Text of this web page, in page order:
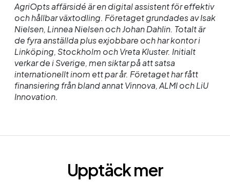
AgriOptsaffärsidé är en digital assistent för effektiv
och hållbar växtodling. Företaget grundades av Isak
Nielsen, Linnea Nielsen och Johan Dahlin. Totalt är
de fyra anställda plusexjobbare och har kontor i
Linköping, Stockholm och Vreta Kluster. Initialt
verkar de i Sverige, men siktar på att satsa
internationellt inom ett par år. Företaget har fått
finansiering från bland annatVinnova, ALMI ochLiU
Innovation.
Upptäck mer